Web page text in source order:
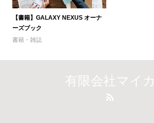
【書籍】GALAXY NEXUS オーナ
ーズブック
書籍・雑誌
有限会社マイカ